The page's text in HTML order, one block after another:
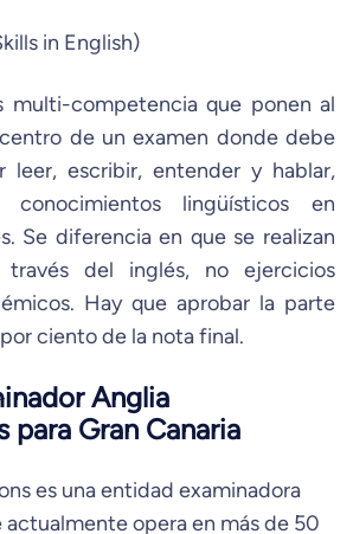
in English)
multi-competencia que ponen al
de un examen donde debe
leer, escribir, entender y hablar,
conocimientos lingüísticos en
Se diferencia en que se realizan
través del inglés, no ejercicios
Hay que aprobar la parte
ciento de la nota final.
Anglia
para Gran Canaria
es una entidad examinadora
actualmente opera en más de 50